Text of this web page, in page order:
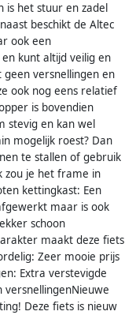
is het stuur en zadel
beschikt de Altec
ook een
kunt altijd veilig en
versnellingen en
ook nog eens relatief
is bovendien
stevig en kan wel
mogelijk roest? Dan
te stallen of gebruik
zou je het frame in
kettingkast: Een
maar is ook
schoon
maakt deze fiets
Zeer mooie prijs
Extra verstevigde
Deze fiets is nieuw